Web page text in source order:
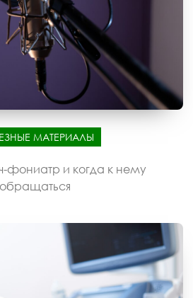
МАТЕРИАЛЫ
фониатр и когда к нему
обращаться